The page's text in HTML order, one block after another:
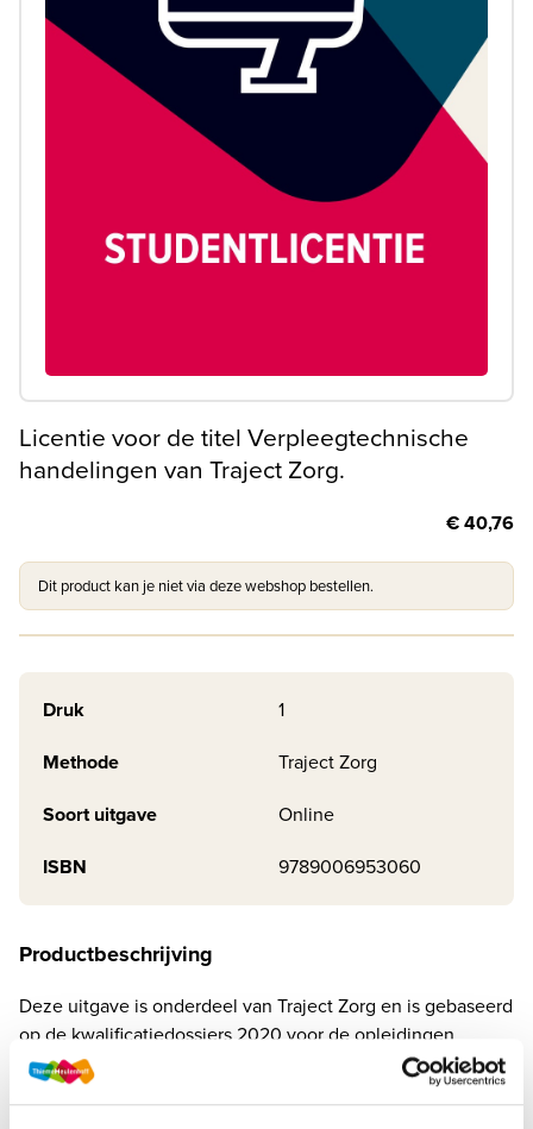
Licentie voor de titel Verpleegtechnische
handelingen van Traject Zorg.
€ 40,76
Dit product kan je niet via deze webshop bestellen.
Druk
1
Methode
Traject Zorg
Soort uitgave
Online
ISBN
9789006953060
Productbeschrijving
Deze uitgave is onderdeel van Traject Zorg en is gebaseerd
op de kwalificatiedossiers 2020 voor de opleidingen
Verzorgende-IG en Mbo-Verpleegkundige. In deze
kwalificatiedossiers hebben de CanMEDS-rollen en tec...